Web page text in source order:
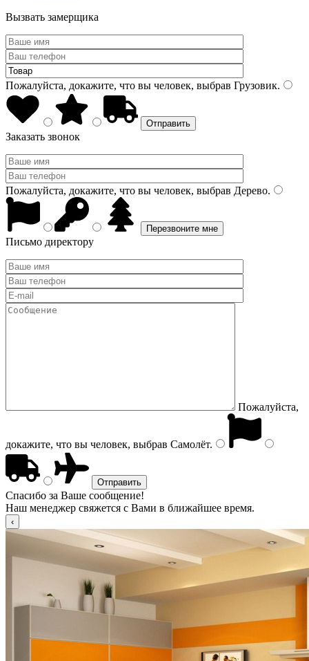
Вызвать замерщика
Пожалуйста, докажите, что вы человек, выбрав Грузовик.
Заказать звонок
Пожалуйста, докажите, что вы человек, выбрав Дерево.
Письмо директору
Пожалуйста,
докажите, что вы человек, выбрав Самолёт.
Спасибо за Ваше сообщение!
Наш менеджер свяжется с Вами в ближайшее время.